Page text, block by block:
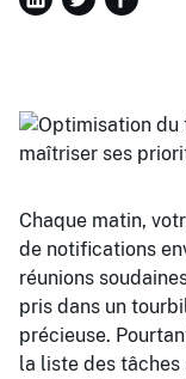
Chaque matin,
de notifications
réunions
pris dans un
précieuse.
la liste des